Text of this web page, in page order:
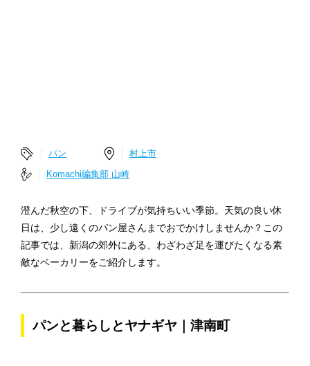
パン
村上市
Komachi編集部 山崎
澄んだ秋空の下、ドライブが気持ちいい季節。天気の良い休
日は、少し遠くのパン屋さんまでおでかけしませんか？この
記事では、新潟の郊外にある、わざわざ足を運びたくなる素
敵なベーカリーをご紹介します。
パンと暮らしとヤナギヤ｜津南町